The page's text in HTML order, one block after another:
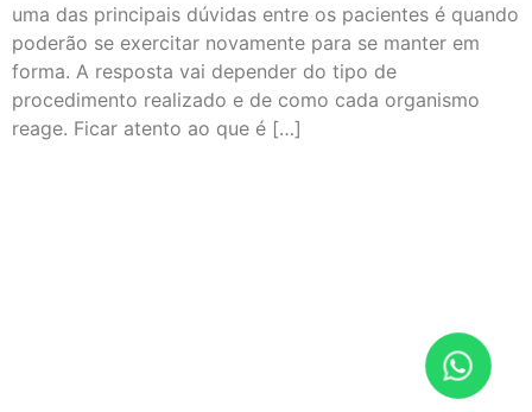
uma das principais dúvidas entre os pacientes é quando
poderão se exercitar novamente para se manter em
forma. A resposta vai depender do tipo de
procedimento realizado e de como cada organismo
reage. Ficar atento ao que é […]